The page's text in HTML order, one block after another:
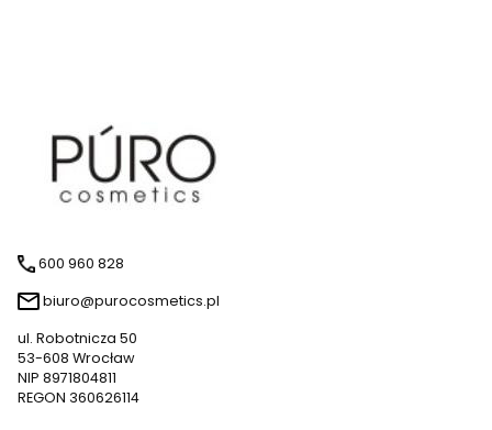
600 960 828
biuro@purocosmetics.pl
ul. Robotnicza 50
53-608 Wrocław
NIP 8971804811
REGON 360626114